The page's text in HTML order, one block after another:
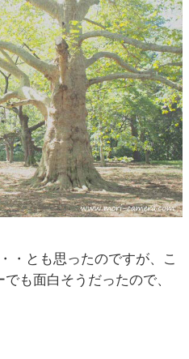
・とも思ったのですが、こ
も面白そうだったので、